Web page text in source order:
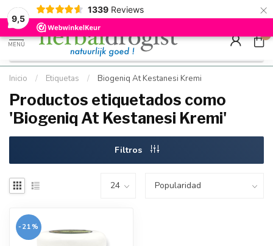
9,5
1339 Reviews ×
Kostenloser DE-Versand ab Mindestbestellwert |
Schnell geliefert
Minimum
Hızlı
MENÚ
0
Inicio / Etiquetas / Biogeniq At Kestanesi Kremi
Productos etiquetados como
'Biogeniq At Kestanesi Kremi'
Filtros
-21%